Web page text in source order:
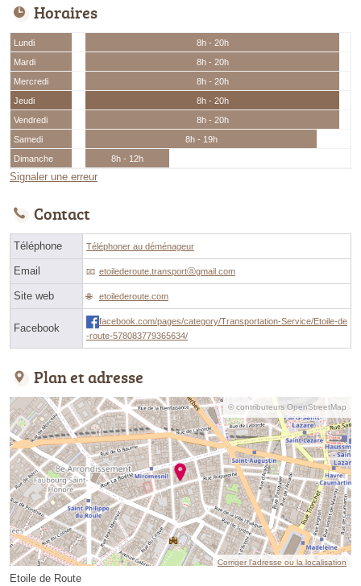
Horaires
Lundi
8h - 20h
Mardi
8h - 20h
Mercredi
8h - 20h
Jeudi
8h - 20h
Vendredi
8h - 20h
Samedi
8h - 19h
Dimanche
8h - 12h
Signaler une erreur
Contact
Téléphone Téléphoner au déménageur
Email etoilederoute.transportⓐgmail.com
Site web etoilederoute.com
Facebook
facebook.com/pages/category/Transportation-Service/Etoile-de
-route-578083779365634/
Plan et adresse
© contributeurs OpenStreetMap
Corriger l’adresse ou la localisation
Etoile de Route